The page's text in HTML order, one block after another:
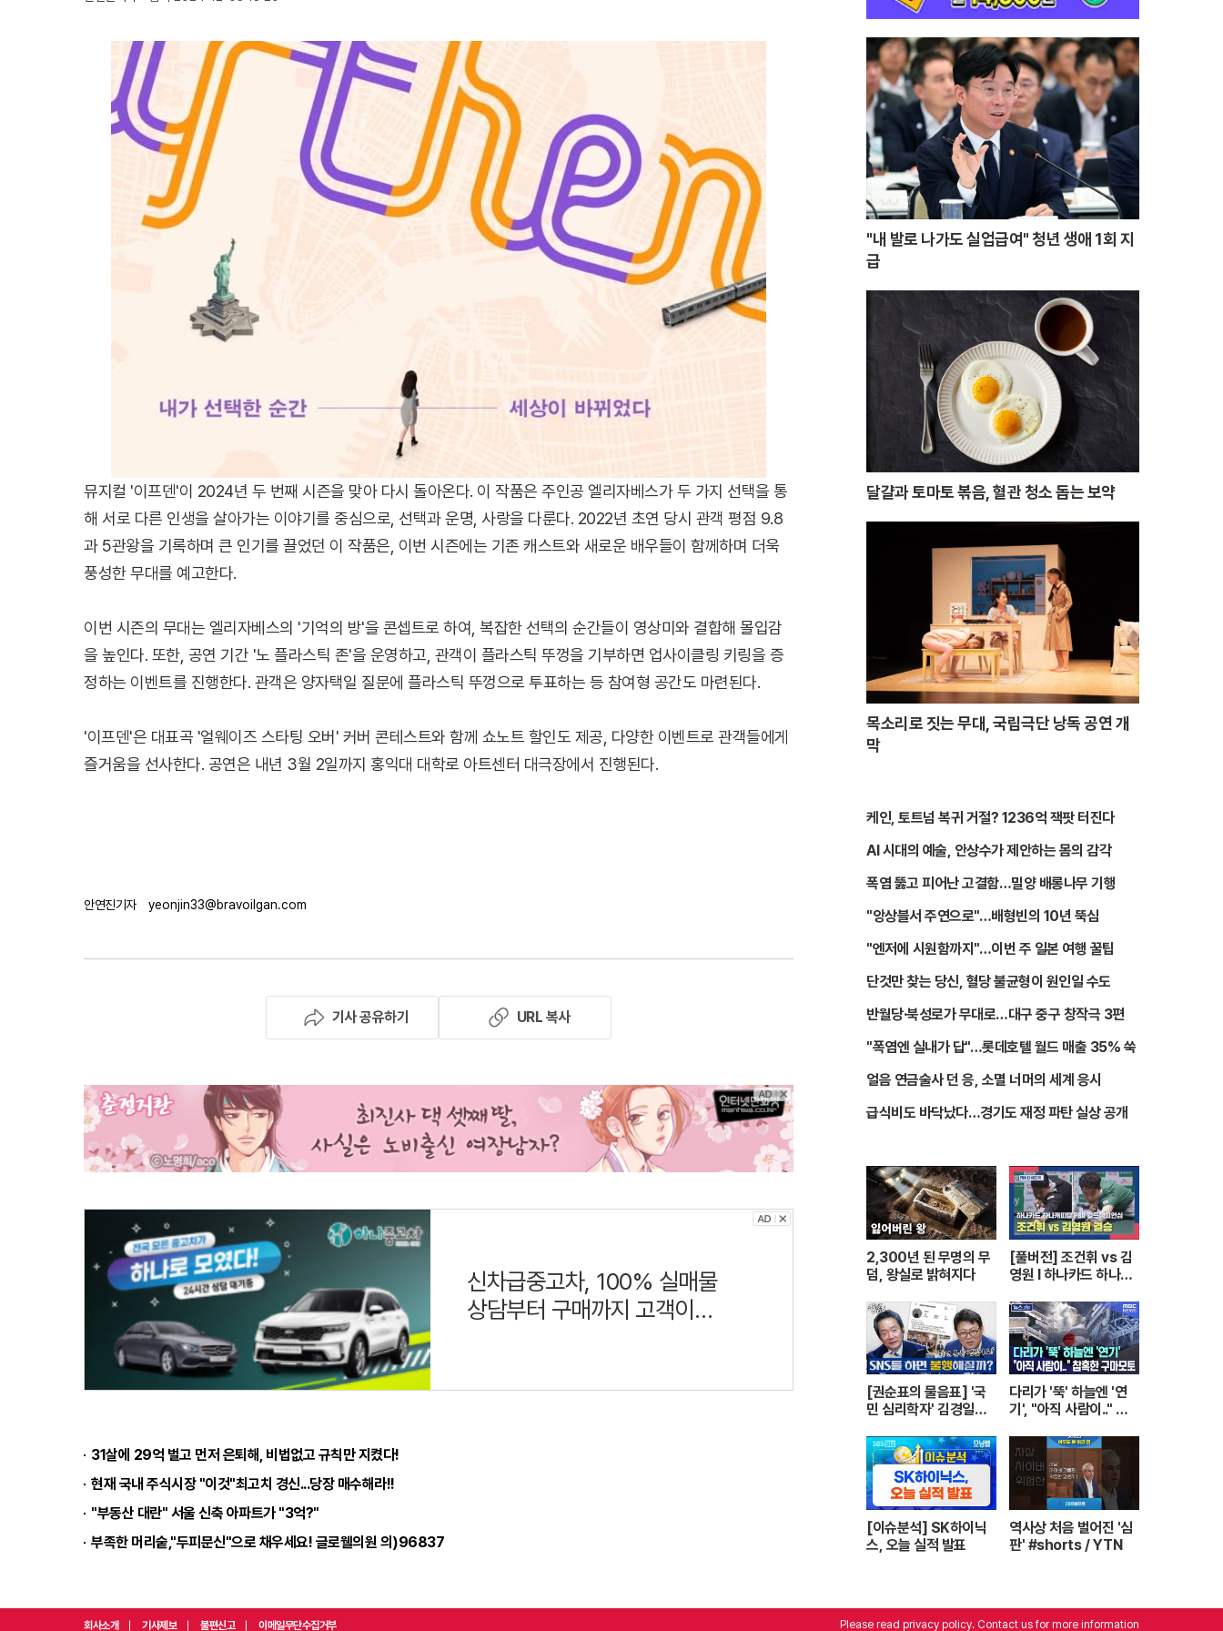
뮤지컬 '이프덴'이 2024년 두 번째 시즌을 맞아 다시 돌아온다. 이 작품은 주인공 엘리자베스가 두 가지 선택을 통
해 서로 다른 인생을 살아가는 이야기를 중심으로, 선택과 운명, 사랑을 다룬다. 2022년 초연 당시 관객 평점 9.8
과 5관왕을 기록하며 큰 인기를 끌었던 이 작품은, 이번 시즌에는 기존 캐스트와 새로운 배우들이 함께하며 더욱
풍성한 무대를 예고한다.
이번 시즌의 무대는 엘리자베스의 '기억의 방'을 콘셉트로 하여, 복잡한 선택의 순간들이 영상미와 결합해 몰입감
을 높인다. 또한, 공연 기간 '노 플라스틱 존'을 운영하고, 관객이 플라스틱 뚜껑을 기부하면 업사이클링 키링을 증
정하는 이벤트를 진행한다. 관객은 양자택일 질문에 플라스틱 뚜껑으로 투표하는 등 참여형 공간도 마련된다.
'이프덴'은 대표곡 '얼웨이즈 스타팅 오버' 커버 콘테스트와 함께 쇼노트 할인도 제공, 다양한 이벤트로 관객들에게
즐거움을 선사한다. 공연은 내년 3월 2일까지 홍익대 대학로 아트센터 대극장에서 진행된다.
안연진기자 yeonjin33@bravoilgan.com
기사 공유하기 URL 복사
신차급중고차, 100% 실매물
상담부터 구매까지 고객이
31살에 29억 벌고 먼저 은퇴해, 비법없고 규칙만 지켰다!
현재 국내 주식시장 "이것"최고치 경신...당장 매수해라!!
"부동산 대란" 서울 신축 아파트가 "3억?"
부족한 머리숱,"두피문신"으로 채우세요! 글로웰의원 의)96837
"내 발로 나가도 실업급여" 청년 생애 1회 지
급
달걀과 토마토 볶음, 혈관 청소 돕는 보약
목소리로 짓는 무대, 국립극단 낭독 공연 개
막
케인, 토트넘 복귀 거절? 1236억 잭팟 터진다
AI 시대의 예술, 안상수가 제안하는 몸의 감각
폭염 뚫고 피어난 고결함…밀양 배롱나무 기행
"앙상블서 주연으로"…배형빈의 10년 뚝심
"엔저에 시원함까지"…이번 주 일본 여행 꿀팁
단것만 찾는 당신, 혈당 불균형이 원인일 수도
반월당·북성로가 무대로…대구 중구 창작극 3편
"폭염엔 실내가 답"…롯데호텔 월드 매출 35% 쑥
얼음 연금술사 던 응, 소멸 너머의 세계 응시
급식비도 바닥났다…경기도 재정 파탄 실상 공개
2,300년 된 무명의 무
덤, 왕실로 밝혀지다
[풀버전] 조건휘 vs 김
영원 I 하나카드 하나캐
십 결승 I 2026.03.15
방송
[권순표의 물음표] '국
민 심리학자' 김경일에
맡겼다
다리가 '뚝' 하늘엔 '연
기', "아직 사람이.." 참
p/MBC뉴스]
[이슈분석] SK하이닉
스, 오늘 실적 발표
역사상 처음 벌어진 '심
판' #shorts / YTN
회사소개 기사제보 불편신고 이메일무단수집거부 Please read privacy policy. Contact us for more information